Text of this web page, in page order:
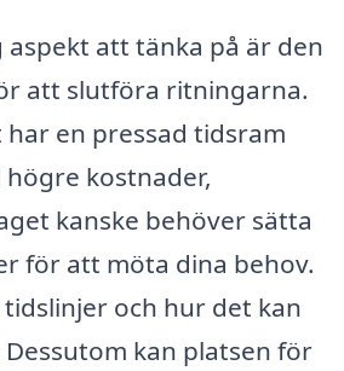
aspekt att tänka på är den
att slutföra ritningarna.
en pressad tidsram
kostnader,
kanske behöver sätta
för att möta dina behov.
och hur det kan
kan platsen för